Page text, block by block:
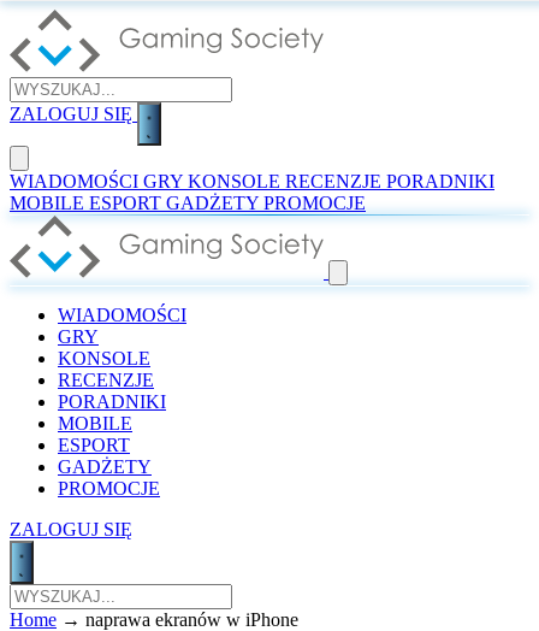
ZALOGUJ SIĘ
WIADOMOŚCI GRY KONSOLE RECENZJE PORADNIKI
MOBILE ESPORT GADŻETY PROMOCJE
WIADOMOŚCI
GRY
KONSOLE
RECENZJE
PORADNIKI
MOBILE
ESPORT
GADŻETY
PROMOCJE
ZALOGUJ SIĘ
Home → naprawa ekranów w iPhone